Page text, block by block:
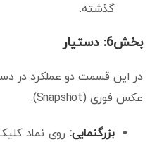
گذشته.
بخش6: دستیار
عکس فوری (Snapshot).
بزرگنمایی: روی نماد